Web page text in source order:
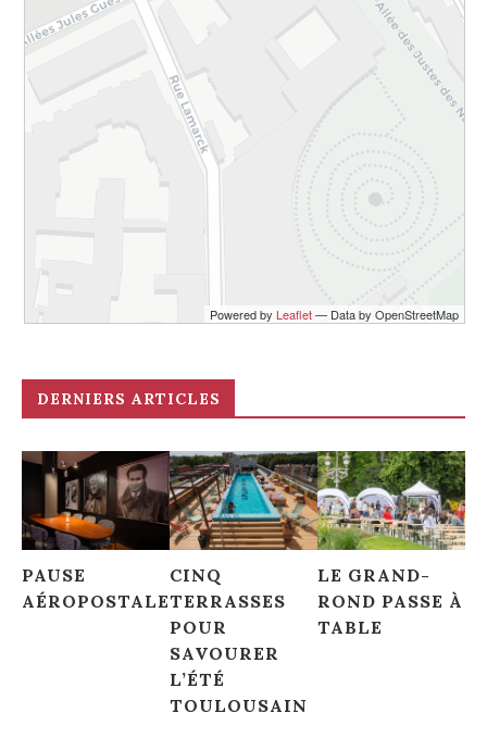
Voir sur la Carte
Street Food et cuisine du monde
Spice Palatte
2 Rue Joutx Aigues, Toulouse, France
Voir sur la Carte
Les belles vitrines
Pipia et Compagnie
54 Rue des Filatiers, Toulouse, France
Voir sur la Carte
Powered by Leaflet— Data by OpenStreetMap
DERNIERS ARTICLES
PAUSE
AÉROPOSTALE
CINQ
TERRASSES
POUR
SAVOURER
L’ÉTÉ
TOULOUSAIN
LE GRAND-
ROND PASSE À
TABLE